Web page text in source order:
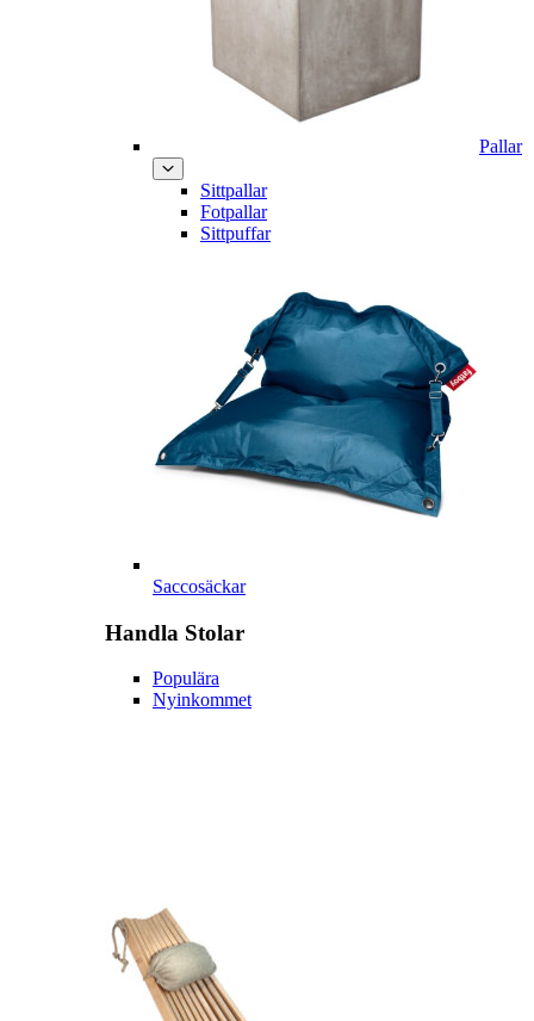
Pallar
Sittpallar
Fotpallar
Sittpuffar
Saccosäckar
Handla Stolar
Populära
Nyinkommet